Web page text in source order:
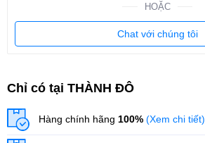
HOẶC
Chat với chúng tôi
Chỉ có tại THÀNH ĐÔ
Hàng chính hãng 100% (Xem chi tiết)